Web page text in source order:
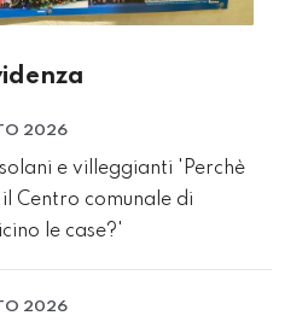
2026
e villeggianti 'Perchè
Centro comunale di
le case?'
2026